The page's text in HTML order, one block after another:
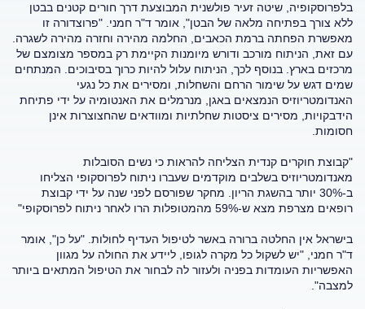
בלפרוסקופיה, שיטה זעיר פולשנית המבוצעת דרך חורים קטנים בבטן
ללא צורך בפתיחה מלאה של הבטן", אומר ד"ר חמני. "פרוצדורה זו
מאפשרת הפחתה ברמת הכאבים, החלמה מהירה וחזרה מהירה לשגרה.
עם זאת, הניתוח מורכב ודורש מיומנות הקיימת רק במספר מצומצם של
מרכזים בארץ. בנוסף לכך, הניתוח עלול להיות כרוך בסיבוכים. המנתחים
שמים דגש על שימור הרחם והשחלות, ומסירים את כל נגעי
האנדומטריוזיס הנמצאים באגן, מנרמלים את האנטומיה על ידי פתיחת
הידבקויות, מסירים ציסטות שחלתיות ומוודאים שהחצוצרות אינן
חסומות.
"קבוצת חוקרים קנדית הצליחה להראות כי נשים הסובלות
מאנדומטריוזיס בשלבים מוקדמים שעברו ניתוח לפרוסקופי הצליחו
ב-30% יותר בהשגת הריון. מחקר שפורסם לפני שנה על ידי קבוצת
רופאים מצרפת מצא ש-59% מהמטופלות הרו לאחר ניתוח לפרוסקופי"
בישראל אין החלטה ברורה באשר לטיפול העדיף לחולות. "על כן", אומר
ד"ר חמני, "יש לשקול כל מקרה לגופו, ליידע את החולה על מגוון
האפשריות העומדות בפניה ולעזור לה לבחור את הטיפול המתאים ביותר
למצבה".